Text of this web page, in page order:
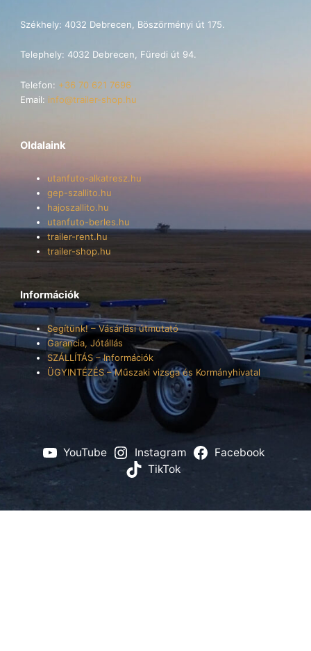
Székhely: 4032 Debrecen, Böszörményi út 175.
Telephely: 4032 Debrecen, Füredi út 94.
Telefon: +36 70 621 7696
Email: info@trailer-shop.hu
Oldalaink
utanfuto-alkatresz.hu
gep-szallito.hu
hajoszallito.hu
utanfuto-berles.hu
trailer-rent.hu
trailer-shop.hu
Információk
Segítünk! – Vásárlási útmutató
Garancia, Jótállás
SZÁLLÍTÁS – Információk
ÜGYINTÉZÉS – Műszaki vizsga és Kormányhivatal
YouTube Instagram
Facebook
TikTok